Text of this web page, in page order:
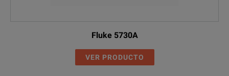
Fluke 5730A
VER PRODUCTO